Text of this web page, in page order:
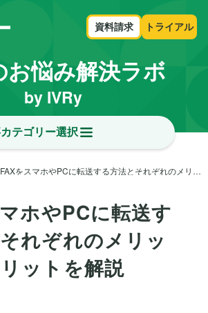
資料請求 トライアル
お悩み解決ラボ
by IVRy
テゴリー選択
FAXをスマホやPCに転送する方法とそれぞれのメリット・デメリットを解説
ホやPCに転送す
れぞれのメリッ
ットを解説